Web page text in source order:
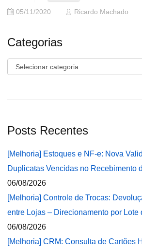
05/11/2020 Ricardo Machado
Categorias
Categorias
Posts Recentes
[Melhoria] Estoques e NF-e: Nova
Duplicatas Vencidas no Recebimento
06/08/2026
[Melhoria] Controle de Trocas:
entre Lojas – Direcionamento por Lote
06/08/2026
[Melhoria] CRM: Consulta de Cartões